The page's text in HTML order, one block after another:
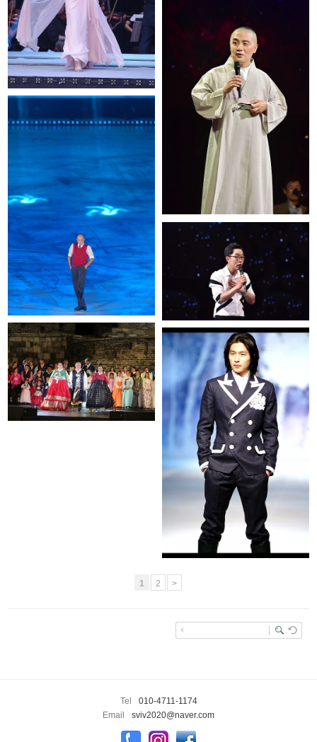
해민스님
김영화 갈라쇼
kbs명견만리
한복패션쇼
앙드레김 패션쇼
1 2 >
Tel
010-4711-1174
Email
sviv2020@naver.com